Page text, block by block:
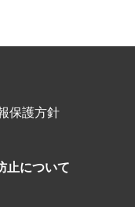
保護方針
止について